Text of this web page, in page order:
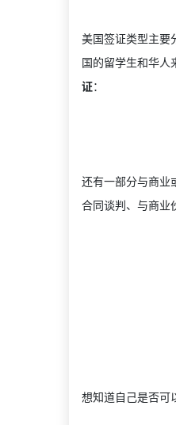
美国签证类型主要
国的留学生和华人
证：
还有一部分与商业
合同谈判、与商业
想知道自己是否可